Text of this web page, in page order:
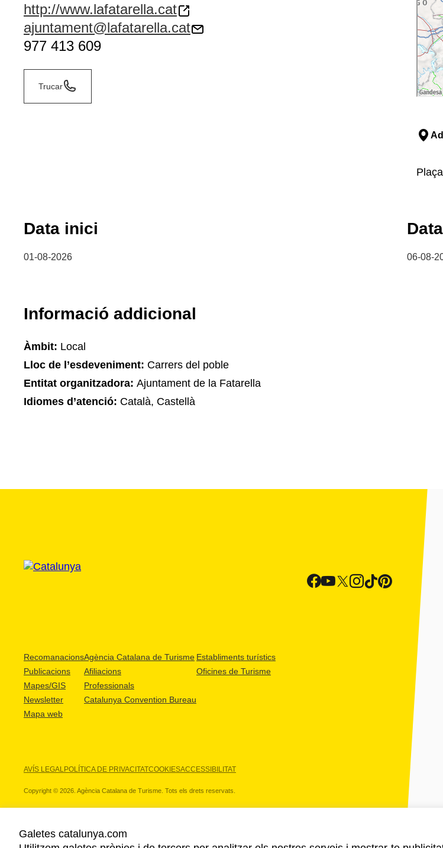
http://www.lafatarella.cat
ajuntament@lafatarella.cat
977 413 609
Trucar
Data inici
01-08-2026 06-08-
Informació addicional
Àmbit: Local
Lloc de l’esdeveniment: Carrers del poble
Entitat organitzadora: Ajuntament de la Fatarella
Idiomes d’atenció: Català, Castellà
Recomanacions
Publicacions
Mapes/GIS
Newsletter
Mapa web
Agència Catalana de Turisme
Afiliacions
Professionals
Catalunya Convention Bureau
Establiments turístics
Oficines de Turisme
AVÍS LEGALPOLÍTICA DE PRIVACITATCOOKIESACCESSIBILITAT
Copyright © 2026. Agència Catalana de Turisme. Tots els drets reservats.
Galetes catalunya.com